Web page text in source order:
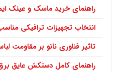
راهنمای خرید ماسک و عینک
انتخاب تجهیزات ترافیکی
تاثیر فناوری نانو بر مقاومت
راهنمای کامل دستکش عایق